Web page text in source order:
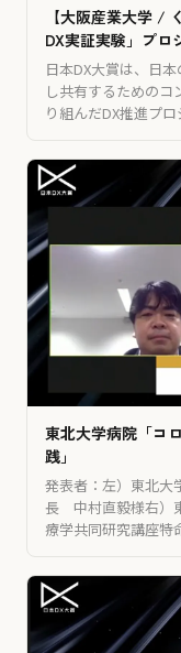
【大阪産業大学 /
DX実証実験」プロ
日本DX大賞は、日
し共有するための
り組んだDX推進プ
東北大学病院「コ
践」
発表者：左）東北大
長 中村直毅様右）
療学共同研究講座